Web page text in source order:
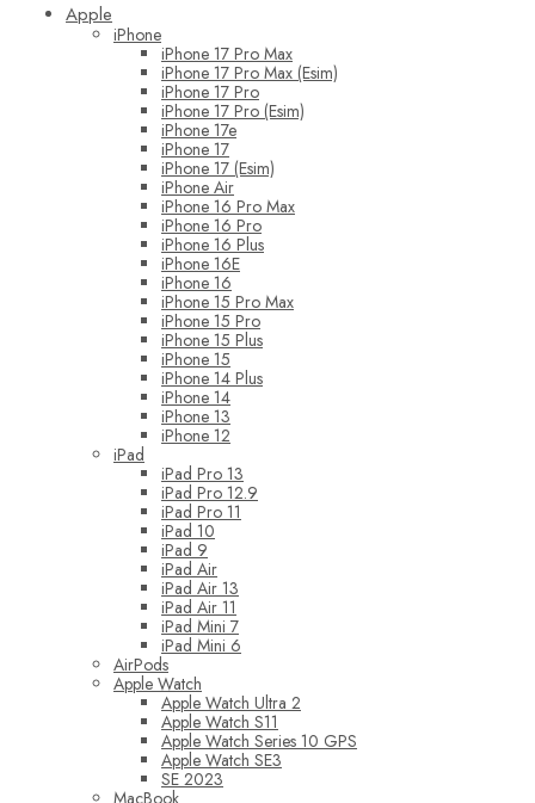
Apple
iPhone
iPhone 17 Pro Max
iPhone 17 Pro Max (Esim)
iPhone 17 Pro
iPhone 17 Pro (Esim)
iPhone 17e
iPhone 17
iPhone 17 (Esim)
iPhone Air
iPhone 16 Pro Max
iPhone 16 Pro
iPhone 16 Plus
iPhone 16E
iPhone 16
iPhone 15 Pro Max
iPhone 15 Pro
iPhone 15 Plus
iPhone 15
iPhone 14 Plus
iPhone 14
iPhone 13
iPhone 12
iPad
iPad Pro 13
iPad Pro 12.9
iPad Pro 11
iPad 10
iPad 9
iPad Air
iPad Air 13
iPad Air 11
iPad Mini 7
iPad Mini 6
AirPods
Apple Watch
Apple Watch Ultra 2
Apple Watch S11
Apple Watch Series 10 GPS
Apple Watch SE3
SE 2023